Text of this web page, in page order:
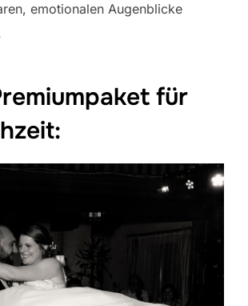
emotionalen Augenblicke
für